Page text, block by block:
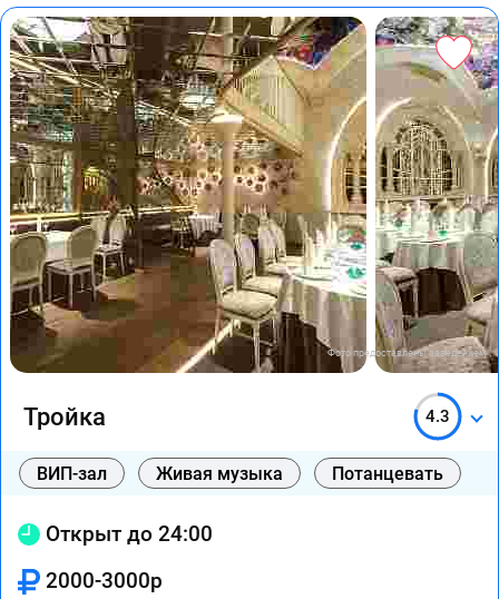
Фото предоставлены заведением
Тройка 4.3
ВИП-зал Живая музыка Потанцевать
Открыт до 24:00
2000-3000р